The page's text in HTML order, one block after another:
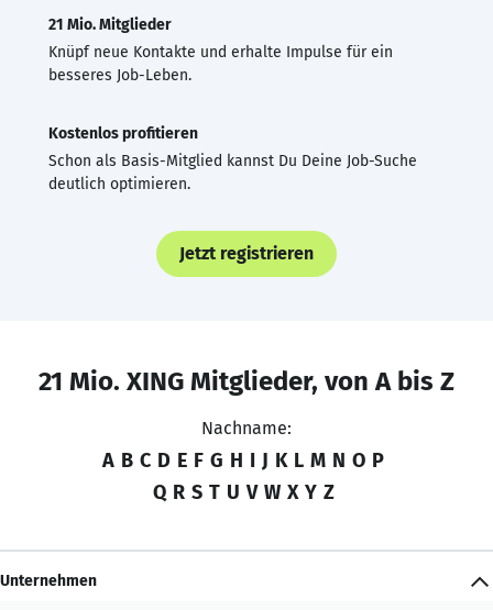
21 Mio. Mitglieder
Knüpf neue Kontakte und erhalte Impulse für ein
besseres Job-Leben.
Kostenlos profitieren
Schon als Basis-Mitglied kannst Du Deine Job-Suche
deutlich optimieren.
Jetzt registrieren
21 Mio. XING Mitglieder, von A bis Z
Nachname:
A B C D E F G H I J K L M N O P
Q R S T U V W X Y Z
Unternehmen